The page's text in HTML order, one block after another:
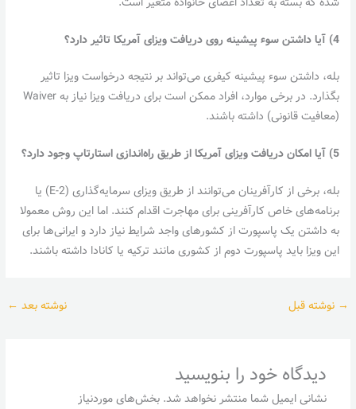
4) آیا داشتن سوء پیشینه روی دریافت ویزای آمریکا تاثیر دارد؟
بله، داشتن سوء پیشینه کیفری می‌تواند بر نتیجه درخواست ویزا تاثیر
بگذارد. در برخی موارد، افراد ممکن است برای دریافت ویزا نیاز به Waiver
(معافیت قانونی) داشته باشند.
5) آیا امکان دریافت ویزای آمریکا از طریق راه‌اندازی استارتاپ وجود دارد؟
بله، برخی از کارآفرینان می‌توانند از طریق ویزای سرمایه‌گذاری (E-2) یا
برنامه‌های خاص کارآفرینی برای مهاجرت اقدام کنند. اما این روش معمولا
به داشتن یک پاسپورت از کشورهای واجد شرایط نیاز دارد و ایرانی‌ها برای
این ویزا باید پاسپورت دوم از کشوری مانند ترکیه یا کانادا داشته باشند.
→ نوشته قبل نوشته بعد ←
دیدگاه‌ خود را بنویسید
نشانی ایمیل شما منتشر نخواهد شد. بخش‌های موردنیاز